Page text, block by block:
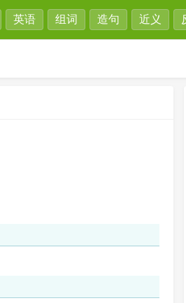
英语 组词 造句 近义